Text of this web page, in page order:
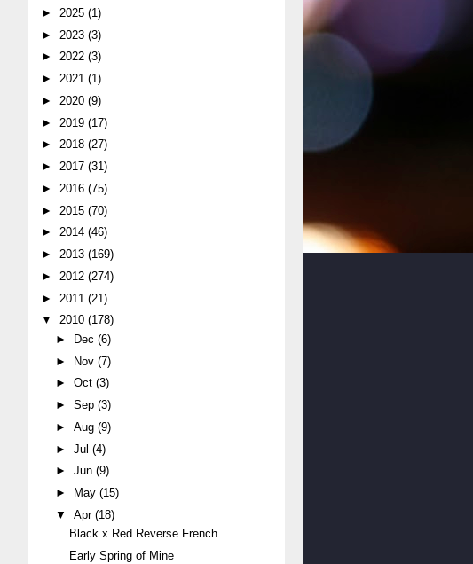
► 2025 (1)
► 2023 (3)
► 2022 (3)
► 2021 (1)
► 2020 (9)
► 2019 (17)
► 2018 (27)
► 2017 (31)
► 2016 (75)
► 2015 (70)
► 2014 (46)
► 2013 (169)
► 2012 (274)
► 2011 (21)
▼ 2010 (178)
►
Dec (6)
► Nov (7)
► Oct (3)
► Sep (3)
► Aug (9)
► Jul (4)
► Jun (9)
►
May (15)
▼ Apr (18)
Black x Red Reverse French
Early Spring of Mine